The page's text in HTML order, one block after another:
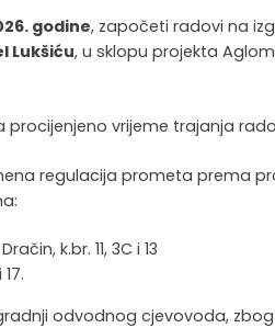
godine, započeti radovi na
Lukšiću, u sklopu projekta
procijenjeno vrijeme trajanja
regulacija prometa prema
k.br. 11, 3C i 13
odvodnog cjevovoda,